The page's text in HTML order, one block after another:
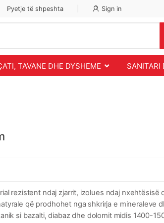
Pyetje të shpeshta Sign in
TAVANE DHE DYSHEME SANITARI
rezistent ndaj zjarrit, izolues ndaj nxehtësisë
që prodhohet nga shkrirja e mineraleve
si bazalti, diabaz dhe dolomit midis 1400-